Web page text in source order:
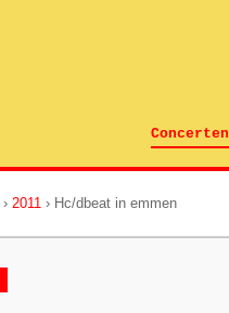
Concerten
› 2011 › Hc/dbeat in emmen